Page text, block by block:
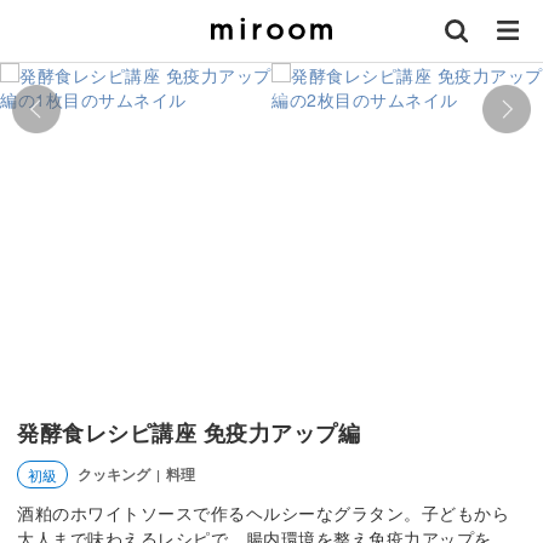
発酵食レシピ講座 免疫力アップ編
初級 クッキング | 料理
酒粕のホワイトソースで作るヘルシーなグラタン。子どもから
大人まで味わえるレシピで、腸内環境を整え免疫力アップを。